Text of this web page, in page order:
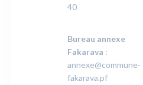
40
Bureau annexe
Fakarava :
annexe@commune-
fakarava.pf